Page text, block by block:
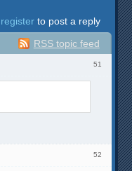
register to post a reply
RSS topic feed
51
52